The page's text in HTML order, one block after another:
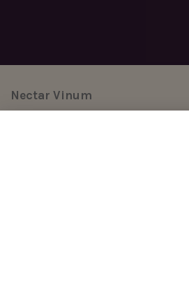
Nectar Vinum